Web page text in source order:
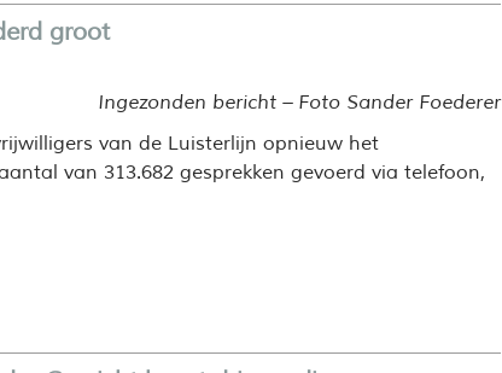
groot
Ingezonden bericht – Foto Sander Foederer
van de Luisterlijn opnieuw het
van 313.682 gesprekken gevoerd via telefoon,